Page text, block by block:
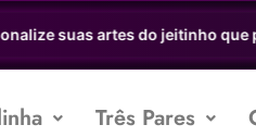
suas artes do jeitinho que
Três Pares